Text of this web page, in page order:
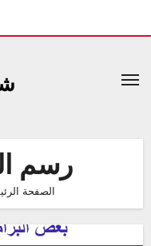
رسم
الصفحة